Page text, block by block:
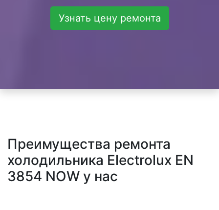
Узнать цену ремонта
Преимущества ремонта
холодильника Electrolux EN
3854 NOW у нас